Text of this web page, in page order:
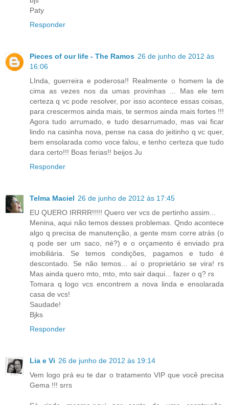
Paty
Responder
Pieces of our life - The Ramos 26 de junho de 2012 às
16:06
LInda, guerreira e poderosa!! Realmente o homem la de
cima as vezes nos da umas provinhas ... Mas ele tem
certeza q vc pode resolver, por isso acontece essas coisas,
para crescermos ainda mais, te sermos ainda mais fortes !!!
Agora tudo arrumado, e tudo desarrumado, mas vai ficar
lindo na casinha nova, pense na casa do jeitinho q vc quer,
bem ensolarada como voce falou, e tenho certeza que tudo
dara certo!!! Boas ferias!! beijos Ju
Responder
Telma Maciel 26 de junho de 2012 às 17:45
EU QUERO IRRRR!!!!! Quero ver vcs de pertinho assim...
Menina, aqui não temos desses problemas. Qndo acontece
algo q precisa de manutenção, a gente msm corre atrás (o
q pode ser um saco, né?) e o orçamento é enviado pra
imobiliária. Se temos condições, pagamos e tudo é
descontado. Se não temos... aí o proprietário se vira! rs
Mas ainda quero mto, mto, mto sair daqui... fazer o q? rs
Tomara q logo vcs encontrem a nova linda e ensolarada
casa de vcs!
Saudade!
Bjks
Responder
Lia e Vi 26 de junho de 2012 às 19:14
Vem logo prá eu te dar o tratamento VIP que você precisa
Gema !!! srrs